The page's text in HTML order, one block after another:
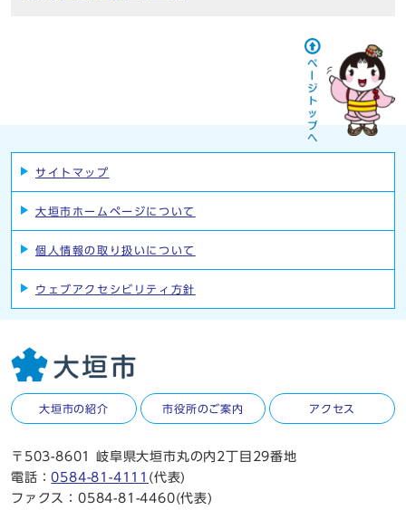
サイトマップ
大垣市ホームページについて
個人情報の取り扱いについて
ウェブアクセシビリティ方針
大垣市の紹介 市役所のご案内 アクセス
〒503-8601 岐阜県大垣市丸の内2丁目29番地
電話：0584-81-4111 (代表)
ファクス：0584-81-4460(代表)